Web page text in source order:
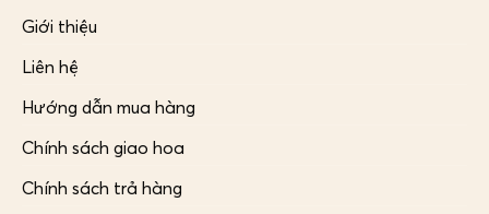
Giới thiệu
Liên hệ
Hướng dẫn mua hàng
Chính sách giao hoa
Chính sách trả hàng